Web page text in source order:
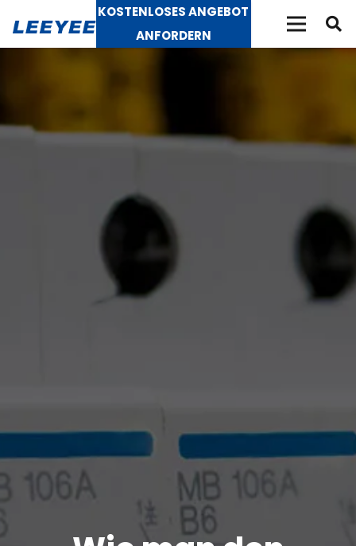
KOSTENLOSES ANGEBOT
ANFORDERN